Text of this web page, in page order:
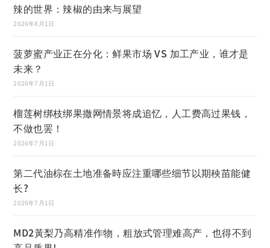
辣的世界：辣椒的由来与展望
2026年8月1日
菠萝蜜产业正在分化：鲜果市场 VS 加工产业，谁才是
未来？
2026年7月1日
榴莲树绑枝绑果撒网情景将成追忆，人工费高过果钱，
不做也罢！
2026年7月1日
第二代油棕在土地准备時应注重哪些细节以期秧苗能健
长?
2026年7月1日
MD2黃梨乃高精准作物，粗放式管理难高产，也得不到